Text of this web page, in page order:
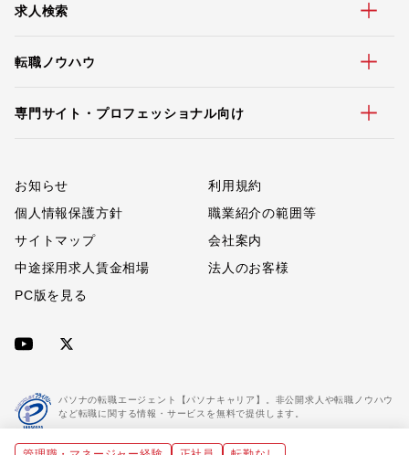
求人検索
転職ノウハウ
専門サイト・プロフェッショナル向け
お知らせ
利用規約
個人情報保護方針
職業紹介の範囲等
サイトマップ
会社案内
中途採用求人賃金相場
法人のお客様
PC版を見る
パソナの転職エージェント【パソナキャリア】。非公開求人や転職ノウハウ
など転職に関する情報・サービスを無料で提供します。